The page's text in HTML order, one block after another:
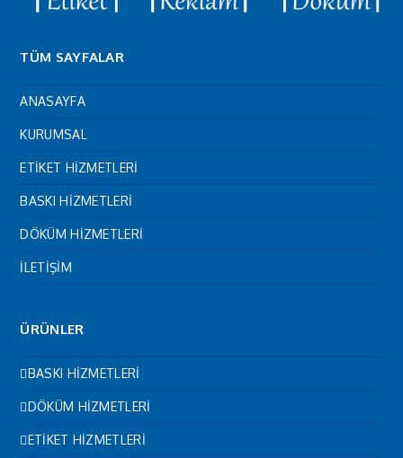
TÜM SAYFALAR
ANASAYFA
KURUMSAL
ETİKET HİZMETLERİ
BASKI HİZMETLERİ
DÖKÜM HİZMETLERİ
İLETİŞİM
ÜRÜNLER
BASKI HİZMETLERİ
DÖKÜM HİZMETLERİ
ETİKET HİZMETLERİ